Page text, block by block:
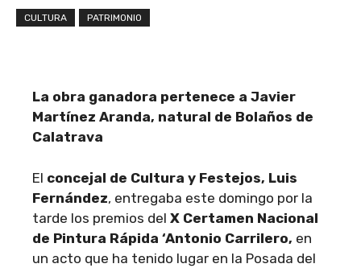
CULTURA PATRIMONIO
La obra ganadora pertenece a Javier
Martínez Aranda, natural de Bolaños de
Calatrava
El concejal de Cultura y Festejos, Luis
Fernández, entregaba este domingo por la
tarde los premios del X Certamen Nacional
de Pintura Rápida ‘Antonio Carrilero, en
un acto que ha tenido lugar en la Posada del